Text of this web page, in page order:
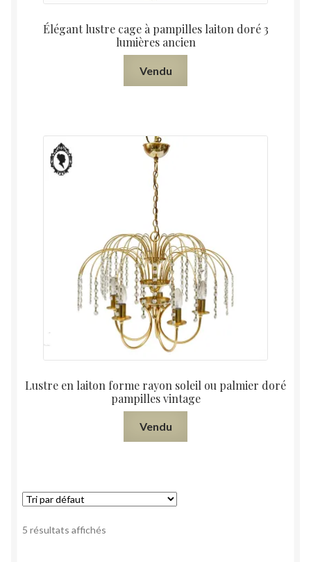
Élégant lustre cage à pampilles laiton doré 3
lumières ancien
Vendu
Lustre en laiton forme rayon soleil ou palmier doré
pampilles vintage
Vendu
5 résultats affichés